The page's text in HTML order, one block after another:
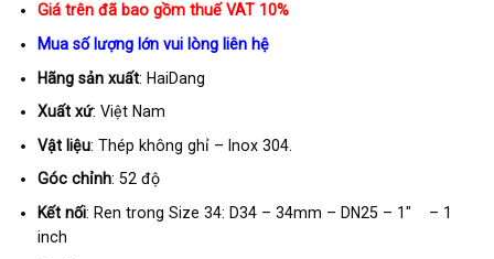
Giá trên đã bao gồm thuế VAT 10%
Mua số lượng lớn vui lòng liên hệ
Hãng sản xuất: HaiDang
Xuất xứ: Việt Nam
Vật liệu: Thép không ghỉ – Inox 304.
Góc chỉnh: 52 độ
Kết nối: Ren trong Size 34: D34 – 34mm – DN25 – 1″ – 1
inch